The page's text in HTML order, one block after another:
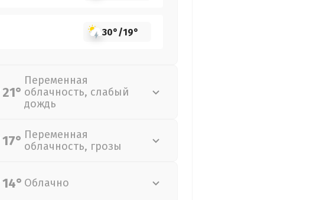
30°/19°
21°
Переменная
облачность, слабый
дождь
17° Переменная
облачность, грозы
14° Облачно